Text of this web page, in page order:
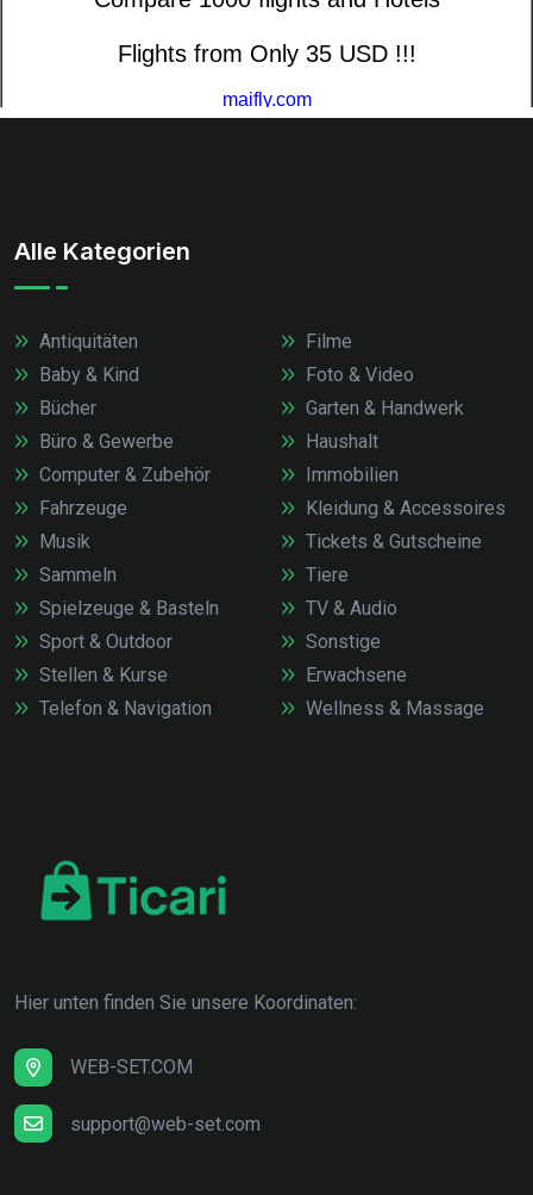
Alle Kategorien
Antiquitäten
Baby & Kind
Bücher
Büro & Gewerbe
Computer & Zubehör
Fahrzeuge
Filme
Foto & Video
Garten & Handwerk
Haushalt
Immobilien
Kleidung & Accessoires
Musik
Sammeln
Spielzeuge & Basteln
Sport & Outdoor
Stellen & Kurse
Telefon & Navigation
Tickets & Gutscheine
Tiere
TV & Audio
Sonstige
Erwachsene
Wellness & Massage
Hier unten finden Sie unsere Koordinaten:
WEB-SET.COM
support@web-set.com